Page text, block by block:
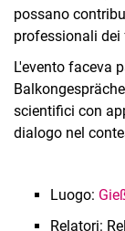
possano
professionali
L'evento faceva
scientifici con
dialogo nel
Luogo:
Relatori: